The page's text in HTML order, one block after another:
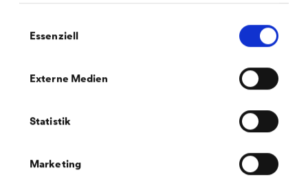
Essenziell
Externe Medien
Statistik
Marketing
dritte Einheit: